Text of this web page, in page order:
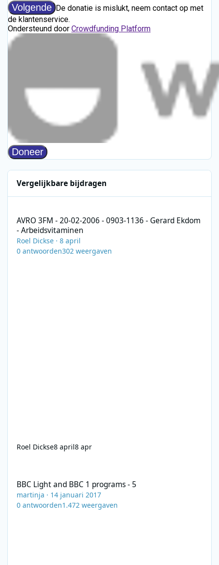
Vergelijkbare bijdragen
AVRO 3FM - 20-02-2006 - 0903-1136 - Gerard Ekdom
- Arbeidsvitaminen
Roel Dickse ·8 april
0 antwoorden302 weergaven
Roel Dickse8 april8 apr
BBC Light and BBC 1 programs - 5
martinja · 14 januari 2017
0 antwoorden1.472 weergaven